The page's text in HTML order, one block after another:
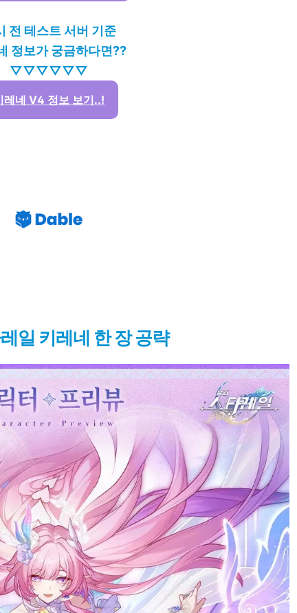
전 테스트 서버 기준
정보가 궁금하다면??
▽▽▽▽▽▽
레네 V4 정보 보기..!
일 키레네 한 장 공략